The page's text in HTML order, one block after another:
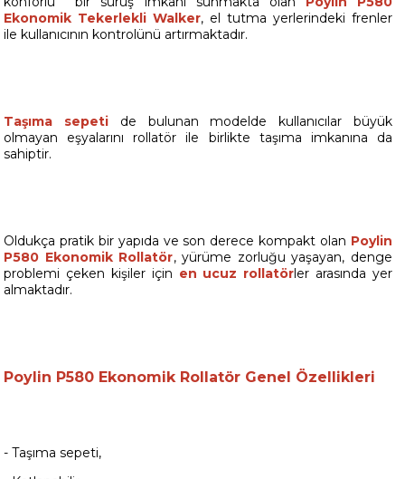
Ekonomik Tekerlekli Walker, el tutma yerlerindeki frenler
ile kullanıcının kontrolünü artırmaktadır.
Taşıma sepeti de bulunan modelde kullanıcılar büyük
olmayan eşyalarını rollatör ile birlikte taşıma imkanına da
sahiptir.
Oldukça pratik bir yapıda ve son derece kompakt olan Poylin
P580 Ekonomik Rollatör, yürüme zorluğu yaşayan, denge
problemi çeken kişiler için en ucuz rollatörler arasında yer
almaktadır.
Poylin P580 Ekonomik Rollatör Genel Özellikleri
- Taşıma sepeti,